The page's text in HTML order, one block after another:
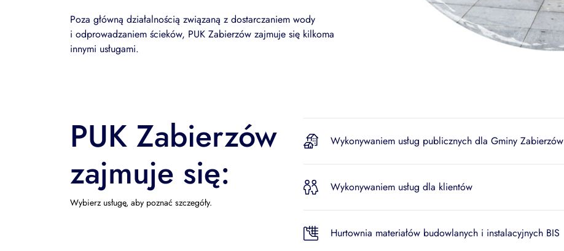
Poza główną działalnością związaną z dostarczaniem wody
i odprowadzaniem ścieków, PUK Zabierzów zajmuje się kilkoma
innymi usługami.
PUK Zabierzów
zajmuje się:
Wybierz usługę, aby poznać szczegóły.
Wykonywaniem usług publicznych dla Gminy Zabierzów
Wykonywaniem usług dla klientów
Hurtownia materiałów budowlanych i instalacyjnych BIS